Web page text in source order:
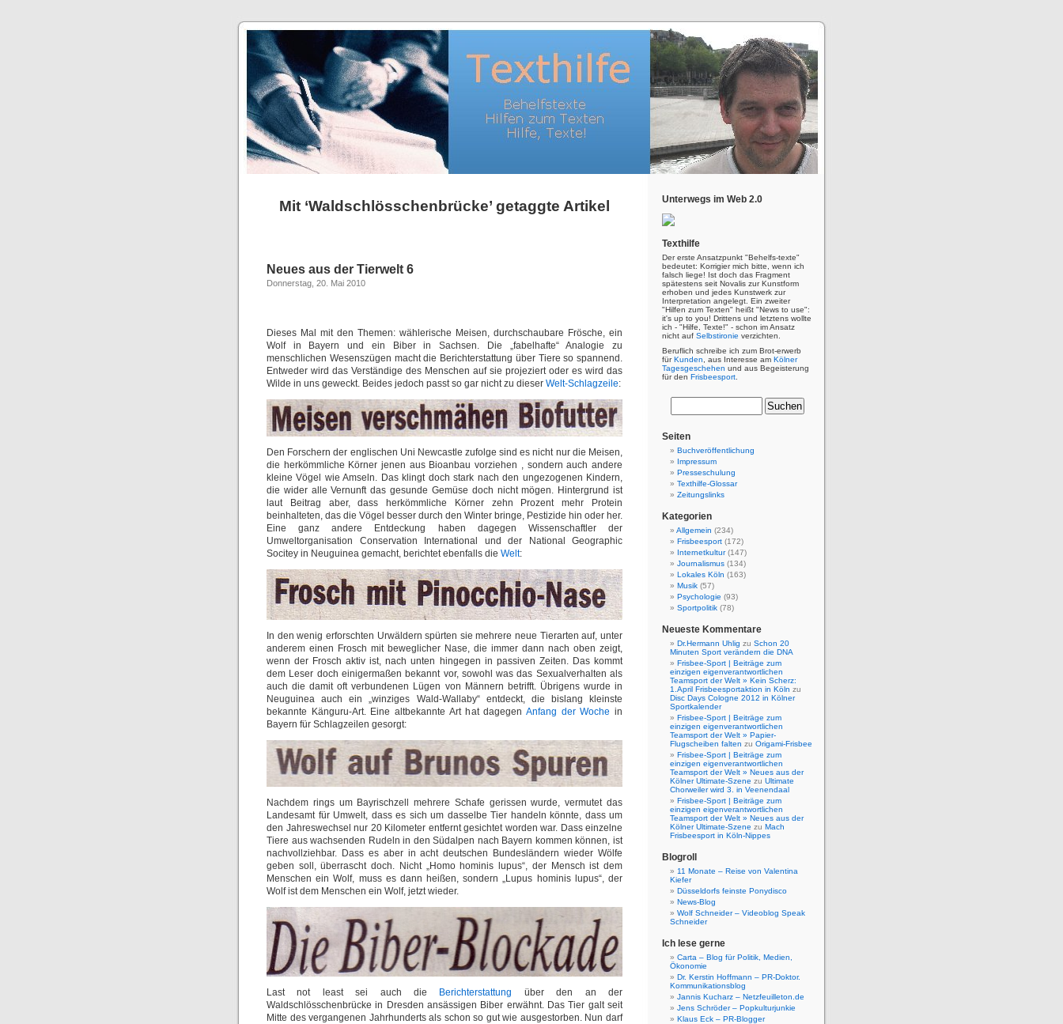
Mit ‘Waldschlösschenbrücke’ getaggte Artikel
Neues aus der Tierwelt 6
Donnerstag, 20. Mai 2010
Dieses Mal mit den Themen: wählerische Meisen, durchschaubare Frösche, ein
Wolf in Bayern und ein Biber in Sachsen. Die „fabelhafte“ Analogie zu
menschlichen Wesenszügen macht die Berichterstattung über Tiere so spannend.
Entweder wird das Verständige des Menschen auf sie projeziert oder es wird das
Wilde in uns geweckt. Beides jedoch passt so gar nicht zu dieser Welt-Schlagzeile:
Den Forschern der englischen Uni Newcastle zufolge sind es nicht nur die Meisen,
die herkömmliche Körner jenen aus Bioanbau vorziehen , sondern auch andere
kleine Vögel wie Amseln. Das klingt doch stark nach den ungezogenen Kindern,
die wider alle Vernunft das gesunde Gemüse doch nicht mögen. Hintergrund ist
laut Beitrag aber, dass herkömmliche Körner zehn Prozent mehr Protein
beinhalteten, das die Vögel besser durch den Winter bringe, Pestizide hin oder her.
Eine ganz andere Entdeckung haben dagegen Wissenschaftler der
Umweltorganisation Conservation International und der National Geographic
Socitey in Neuguinea gemacht, berichtet ebenfalls die Welt:
In den wenig erforschten Urwäldern spürten sie mehrere neue Tierarten auf, unter
anderem einen Frosch mit beweglicher Nase, die immer dann nach oben zeigt,
wenn der Frosch aktiv ist, nach unten hingegen in passiven Zeiten. Das kommt
dem Leser doch einigermaßen bekannt vor, sowohl was das Sexualverhalten als
auch die damit oft verbundenen Lügen von Männern betrifft. Übrigens wurde in
Neuguinea auch ein „winziges Wald-Wallaby“ entdeckt, die bislang kleinste
bekannte Känguru-Art. Eine altbekannte Art hat dagegen Anfang der Woche in
Bayern für Schlagzeilen gesorgt:
Nachdem rings um Bayrischzell mehrere Schafe gerissen wurde, vermutet das
Landesamt für Umwelt, dass es sich um dasselbe Tier handeln könnte, dass um
den Jahreswechsel nur 20 Kilometer entfernt gesichtet worden war. Dass einzelne
Tiere aus wachsenden Rudeln in den Südalpen nach Bayern kommen können, ist
nachvollziehbar. Dass es aber in acht deutschen Bundesländern wieder Wölfe
geben soll, überrascht doch. Nicht „Homo hominis lupus“, der Mensch ist dem
Menschen ein Wolf, muss es dann heißen, sondern „Lupus hominis lupus“, der
Wolf ist dem Menschen ein Wolf, jetzt wieder.
Last not least sei auch die Berichterstattung
über den an der
Waldschlösschenbrücke in Dresden ansässigen Biber erwähnt. Das Tier galt seit
Mitte des vergangenen Jahrhunderts als schon so gut wie ausgestorben. Nun darf
Unterwegs im Web 2.0
Texthilfe
Der erste Ansatzpunkt "Behelfs-texte"
bedeutet: Korrigier mich bitte, wenn ich
falsch liege! Ist doch das Fragment
spätestens seit Novalis zur Kunstform
erhoben und jedes Kunstwerk zur
Interpretation angelegt. Ein zweiter
"Hilfen zum Texten" heißt "News to use":
it's up to you! Drittens und letztens wollte
ich - "Hilfe, Texte!" - schon im Ansatz
nicht auf Selbstironie verzichten.
Beruflich schreibe ich zum Brot-erwerb
fürKunden , aus Interesse am Kölner
Tagesgeschehen und aus Begeisterung
für den Frisbeesport
Seiten
Buchveröffentlichung
Impressum
Presseschulung
Texthilfe-Glossar
Zeitungslinks
Kategorien
Allgemein (234)
Frisbeesport (172)
Internetkultur(147)
Journalismus (134)
Lokales Köln (163)
Musik (57)
Psychologie (93)
Sportpolitik (78)
Neueste Kommentare
Dr.Hermann Uhlig zu Schon 20
Minuten Sport verändern die DNA
Frisbee-Sport | Beiträge zum
einzigen eigenverantwortlichen
Teamsport der Welt » Kein Scherz:
1.April Frisbeesportaktion in Köln zu
Disc Days Cologne 2012 in Kölner
Sportkalender
Frisbee-Sport | Beiträge zum
einzigen eigenverantwortlichen
Teamsport der Welt » Papier-
Flugscheiben falten zu Origami-Frisbee
Frisbee-Sport | Beiträge zum
einzigen eigenverantwortlichen
Teamsport der Welt » Neues aus der
Kölner Ultimate-Szene zu Ultimate
Chorweiler wird 3. in Veenendaal
Frisbee-Sport | Beiträge zum
einzigen eigenverantwortlichen
Teamsport der Welt » Neues aus der
Kölner Ultimate-Szene zu Mach
Frisbeesport in Köln-Nippes
Blogroll
11 Monate – Reise von Valentina
Kiefer
Düsseldorfs feinste Ponydisco
News-Blog
Wolf Schneider – Videoblog Speak
Schneider
Ich lese gerne
Carta – Blog für Politik, Medien,
Ökonomie
Dr. Kerstin Hoffmann – PR-Doktor.
Kommunikationsblog
Jannis Kucharz – Netzfeuilleton.de
Jens Schröder – Popkulturjunkie
Klaus Eck – PR-Blogger